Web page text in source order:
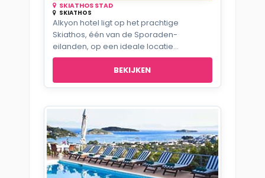
SKIATHOS STAD
SKIATHOS
Alkyon hotel ligt op het prachtige
Skiathos, één van de Sporaden-
eilanden, op een ideale locatie...
BEKIJKEN